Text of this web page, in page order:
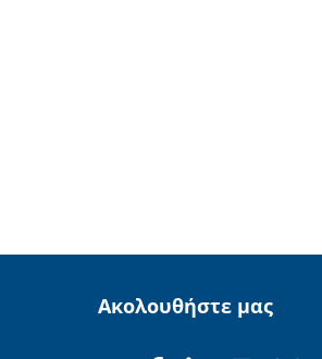
Ακολουθήστε μας